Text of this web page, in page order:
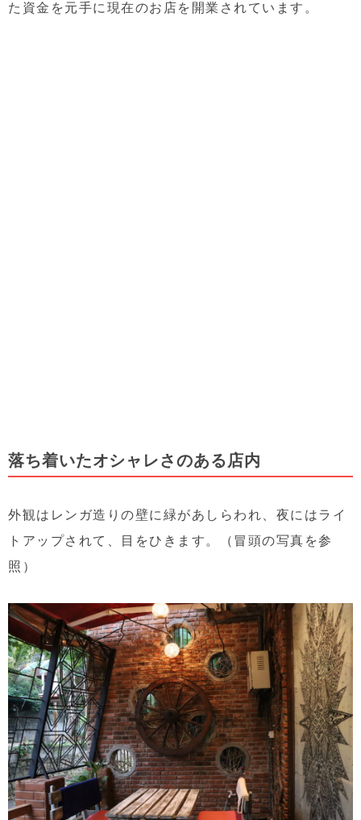
た資金を元手に現在のお店を開業されています。
落ち着いたオシャレさのある店内
外観はレンガ造りの壁に緑があしらわれ、夜にはライ
トアップされて、目をひきます。（冒頭の写真を参
照）